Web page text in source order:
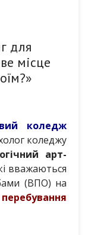
для
місце
коледж
коледжу
арт-
вважаються
(ВПО) на